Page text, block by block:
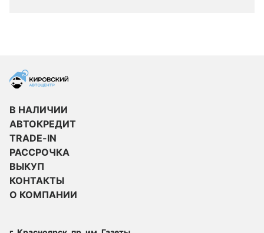
В НАЛИЧИИ
АВТОКРЕДИТ
TRADE-IN
РАССРОЧКА
ВЫКУП
КОНТАКТЫ
О КОМПАНИИ